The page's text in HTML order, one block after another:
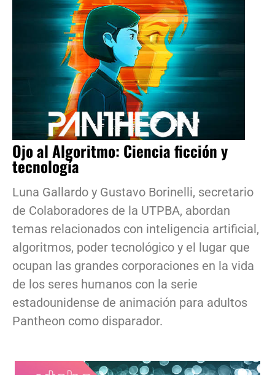
Ojo al Algoritmo: Ciencia ficción y
tecnología
Luna Gallardo y Gustavo Borinelli, secretario
de Colaboradores de la UTPBA, abordan
temas relacionados con inteligencia artificial,
algoritmos, poder tecnológico y el lugar que
ocupan las grandes corporaciones en la vida
de los seres humanos con la serie
estadounidense de animación para adultos
Pantheon como disparador.